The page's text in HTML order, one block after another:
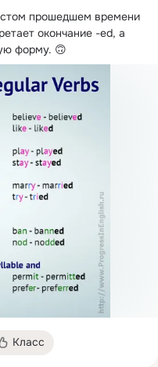
прошедшем времени
окончание -ed, а
форму. 🙃
Класс